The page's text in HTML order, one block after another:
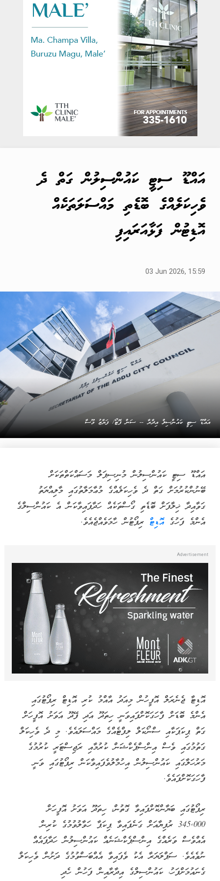
އައްޑޫ ސިޓީ ކައުންސިލުން ގަތް ދެ
ވެހިކަލެއްގެ ބޮޑެތި މައްސަލަތަކެއް
އޮޑިޓުން ފަޅާއަރައިފި
03 Jun 2026, 15:59
އައްޑޫ ސިޓީ ކައުންސިލް އިދާރާ -- ސަން ފޮޓޯ/ ފަޔާޒު މޫސާ
އައްޑޫ ސިޓީ ކައުންސިލުން މުނިސިޕަލް މަސައްކަތްތަކަށް
ބޭނުންކުރުމަށް ގަތް ދެ ވެހިކަލެއްގެ މުޢާމަލާތުގައި މާލިއްޔަތު
ގަވާއިދާ ޚިލާފަށް ބޮޑެތި ގޯސްތަކެއް ހަދާފައިވާކަން އެ ކައުންސިލްގެ
އެންމެ ފަހުގެއޮޑިޓް ރިޕޯޓުން ހާމަވެއްޖެއެވެ.
އޮޑިޓާ ޖެނެރަލް އޮފީހުން މިއަދު އާއްމު ކުރި އޮޑިޓް ރިޕޯޓުގައި
އެންމެ ބޮޑަށް ފާހަގަކޮށްފައިވަނީ ހިތަދޫ އަދި ފޭދޫ އަވަށު އޮފީހަށް
ގަތް ޕިކަޕަކާއި ސްނޯކަލް ލިފްޓެއްގެ މައްސަލައެވެ. މި ދެ ވެހިކަލް
ގަތުމުގައި ވެސް އިންސްޕެކްޝަން ކުރުމާއި ރަޖިސްޓަރީ ކުރުމުގެ
މަރުހަލާގައި ކައުންސިލުން އިހުމާލުވެފައިވާކަން ރިޕޯޓުގައި ވަނީ
ފާހަގަކޮށްފައެވެ.
ރިޕޯޓުގައި ބަޔާންކޮށްފައިވާ ގޮތުން، ހިތަދޫ އަވަށު އޮފީހަށް
345,000 ރުފިޔާއަށް ގަނެފައިވާ ޕިކަޕާ ހަވާލުވުމުގެ ކުރިން
އެއްވެސް ވަރެއްގެ އިންސްޕެކްޝަނެއް ކައުންސިލުން ހަދާފައެއް
ނުވެއެވެ. ސަޕްލަޔަރާ އެކު ވެފައިވާ އެއްބަސްވުމުގެ ދަށުން ވެހިކަލް
ގެނައުމަށްފަހު، ކައުންސިލްގެ އިދާރާއިން ފަހުން ހެދި